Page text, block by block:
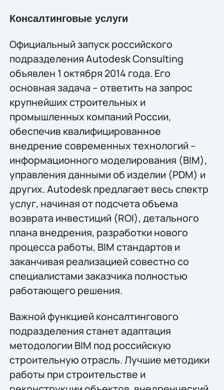
Консалтинговые услуги
Официальный запуск российского
подразделения Autodesk Consulting
объявлен 1 октября 2014 года. Его
основная задача – ответить на запрос
крупнейших строительных и
промышленных компаний России,
обеспечив квалифицированное
внедрение современных технологий –
информационного моделирования (BIM),
управления данными об изделии (PDM) и
других. Autodesk предлагает весь спектр
услуг, начиная от подсчета объема
возврата инвестиций (ROI), детального
плана внедрения, разработки нового
процесса работы, BIM стандартов и
заканчивая реализацией совестно со
специалистами заказчика полностью
работающего решения.
Важной функцией консалтингового
подразделения станет адаптация
методологии BIM под российскую
строительную отрасль. Лучшие методики
работы при строительстве и